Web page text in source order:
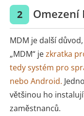
2 Omezení
MDM je další
„MDM“ jezkratka
tedy systém pro
nebo Android.
většinou ho
zaměstnanců.